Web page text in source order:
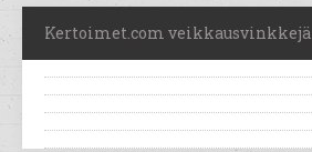
Kertoimet.com veikkausvinkkejä